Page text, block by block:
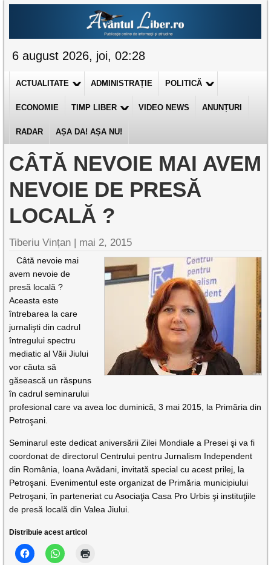
6 august 2026, joi, 02:28
ACTUALITATE ADMINISTRAȚIE POLITICĂ
ECONOMIE TIMP LIBER VIDEO NEWS ANUNȚURI
RADAR AȘA DA! AȘA NU!
CÂTĂ NEVOIE MAI AVEM
NEVOIE DE PRESĂ
LOCALĂ ?
Tiberiu Vințan | mai 2, 2015
Câtă nevoie mai
avem nevoie de
presă locală ?
Aceasta este
întrebarea la care
jurnalişti din cadrul
întregului spectru
mediatic al Văii Jiului
vor căuta să
găsească un răspuns
în cadrul seminarului
profesional care va avea loc duminică, 3 mai 2015, la Primăria din
Petroşani.
Seminarul este dedicat aniversării Zilei Mondiale a Presei şi va fi
coordonat de directorul Centrului pentru Jurnalism Independent
din România, Ioana Avădani, invitată special cu acest prilej, la
Petroşani. Evenimentul este organizat de Primăria municipiului
Petroşani, în parteneriat cu Asociaţia Casa Pro Urbis şi instituţiile
de presă locală din Valea Jiului.
Distribuie acest articol